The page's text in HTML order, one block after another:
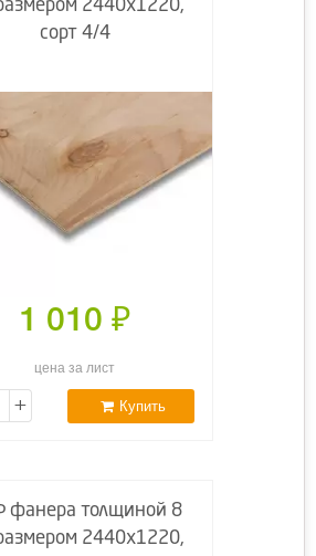
2440х1220,
сорт 4/4
1 010 ₽
цена за лист
+ Купить
фанера толщиной 8
2440х1220,